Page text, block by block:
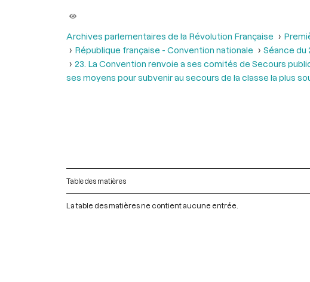
Archives parlementaires de la Révolution Française
République française - Convention nationale
Séance du
23. La Convention renvoie a ses comités de Secours
ses moyens pour subvenir au secours de la classe la plus
Table des matières
La table des matières ne contient aucune entrée.